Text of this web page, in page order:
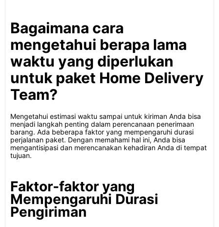
Bagaimana cara
mengetahui berapa lama
waktu yang diperlukan
untuk paket Home Delivery
Team?
Mengetahui estimasi waktu sampai untuk kiriman Anda bisa
menjadi langkah penting dalam perencanaan penerimaan
barang. Ada beberapa faktor yang mempengaruhi durasi
perjalanan paket. Dengan memahami hal ini, Anda bisa
mengantisipasi dan merencanakan kehadiran Anda di tempat
tujuan.
Faktor-faktor yang
Mempengaruhi Durasi
Pengiriman